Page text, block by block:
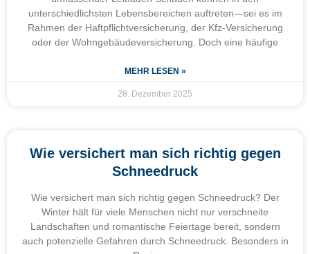
unterschiedlichsten Lebensbereichen auftreten—sei es im
Rahmen der Haftpflichtversicherung, der Kfz-Versicherung
oder der Wohngebäudeversicherung. Doch eine häufige
MEHR LESEN »
28. Dezember 2025
Wie versichert man sich richtig gegen
Schneedruck
Wie versichert man sich richtig gegen Schneedruck? Der
Winter hält für viele Menschen nicht nur verschneite
Landschaften und romantische Feiertage bereit, sondern
auch potenzielle Gefahren durch Schneedruck. Besonders in